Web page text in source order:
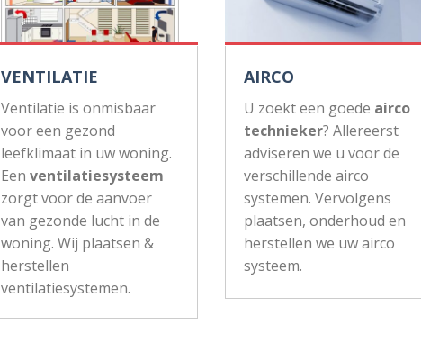
VENTILATIE
Ventilatie is onmisbaar
voor een gezond
leefklimaat in uw woning.
Een ventilatiesysteem
zorgt voor de aanvoer
van gezonde lucht in de
woning. Wij plaatsen &
herstellen
ventilatiesystemen.
AIRCO
U zoekt een goede airco
technieker? Allereerst
adviseren we u voor de
verschillende airco
systemen. Vervolgens
plaatsen, onderhoud en
herstellen we uw airco
systeem.